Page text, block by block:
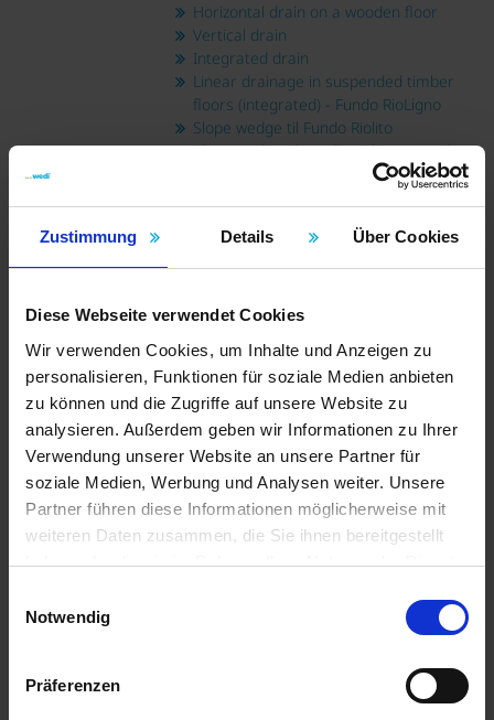
Zustimmung Details Über Cookies
Diese Webseite verwendet Cookies
Wir verwenden Cookies, um Inhalte und Anzeigen zu
personalisieren, Funktionen für soziale Medien anbieten
zu können und die Zugriffe auf unsere Website zu
analysieren. Außerdem geben wir Informationen zu Ihrer
Verwendung unserer Website an unsere Partner für
soziale Medien, Werbung und Analysen weiter. Unsere
Partner führen diese Informationen möglicherweise mit
weiteren Daten zusammen, die Sie ihnen bereitgestellt
haben oder die sie im Rahmen Ihrer Nutzung der Dienste
Impressum
Notwendig
Präferenzen
Horizontal drain on a wooden floor
Vertical drain
Integrated drain
Linear drainage in suspended timber
floors (integrated) - Fundo RioLigno
Slope wedge til Fundo Riolito
Slope wedge til Fundo Riolito neo / Plano
Vægmontering
Surfaces suitable for anchoring
Flush transitions to plasterboards
Wood and metal stud frames
Wetroom with high humidity
Wall heating system
Gulvmontering
Mineral surfaces
Wooden substrates
Floor heating system
Loftmontering
Evening and suspending
Ceilings with low load capacity
Forsegling og lyddæmpende
Sound decoupling on uneven surfaces